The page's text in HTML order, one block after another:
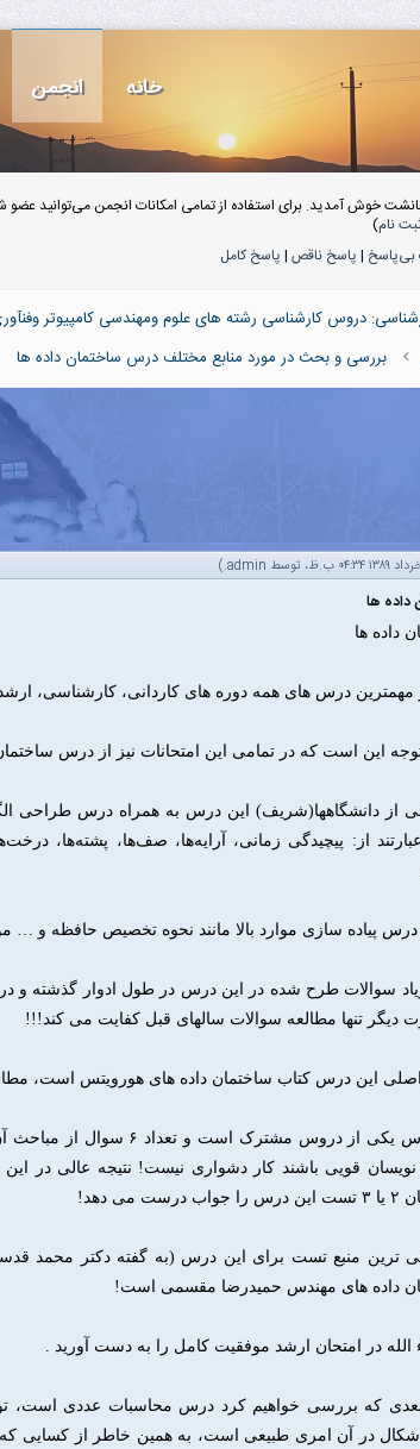
خانه انجمن
خوش آمدید. برای استفاده از تمامی امکانات انجمن می‌توانید عضو
نام)
بی‌پاسخ | پاسخ ناقص | پاسخ کامل
دروس کارشناسی رشته های علوم ومهندسی کامپیوتر
بررسی و بحث در مورد منابع مختلف درس ساختمان داده ها
admin
.)
داده ها
داده ها
مهمترین درس های همه دوره های کاردانی‌، کارشناسی‌،
این است که در تمامی این امتحانات نیز از درس
از دانشگاهها(شریف) این درس به همراه درس طراحی
از‌: پیچیدگی زمانی‌، آرایه‌ها‌، صف‌ها‌، پشته‌ها‌،
درس پیاده سازی موارد بالا مانند نحوه تخصیص حافظه و …
سوالات طرح شده در این درس در طول ادوار گذشته و
دیگر تنها مطالعه سوالات سالهای قبل کفایت می کند!!!
این درس کتاب ساختمان داده های هورویتس است‌،
این درس یکی از دروس
می دهد!
ترین منبع تست برای این درس (به گفته دکتر محمد
داده های مهندس حمیدرضا مقسمی است!
الله در امتحان ارشد موفقیت کامل را به دست آورید .
که بررسی خواهیم کرد درس محاسبات عددی است‌،
در آن امری طبیعی است‌، به همین خاطر از کسایی